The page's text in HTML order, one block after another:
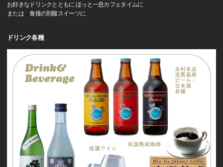
お好きなドリンクとともに ほっと一息カフェタイムに
または 食後の別腹スイーツに
ドリンク各種